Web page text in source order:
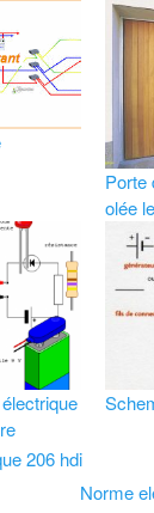
Porte
olée
206 hdi
Norme